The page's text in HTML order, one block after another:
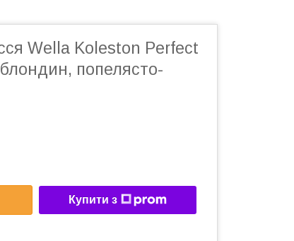
Wella Koleston Perfect
попелясто-
Купити з